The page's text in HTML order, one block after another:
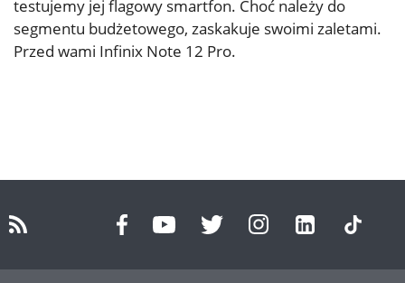
testujemy jej flagowy smartfon. Choć należy do
segmentu budżetowego, zaskakuje swoimi zaletami.
Przed wami Infinix Note 12 Pro.